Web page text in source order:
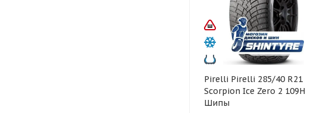
Pirelli Pirelli 285/40 R21
Scorpion Ice Zero 2 109H
Шипы